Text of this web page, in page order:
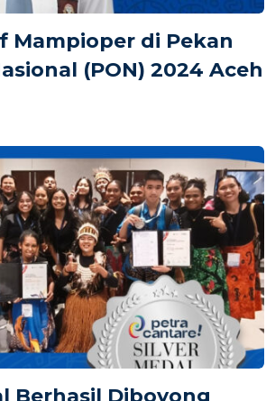
Mampioper di Pekan
(PON) 2024 Aceh